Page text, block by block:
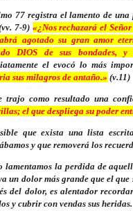
77 registra el lamento de
7-9) «¿Nos rechazará el
agotado su gran amor
DIOS de sus bondades,
el evocó lo más
sus milagros de antaño.» (v.11)
trajo como resultado una
el que despliega su poder
que exista una lista
y que removerá los
lamentamos la perdida de
un dolor más grande que el
del dolor, es alentador
y cubrir con vendas sus heridas.